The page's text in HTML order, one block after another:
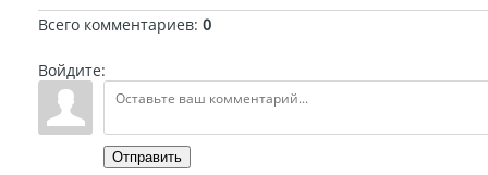
Всего комментариев: 0
Войдите:
Отправить